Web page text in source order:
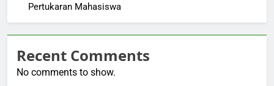
Pertukaran Mahasiswa
Recent Comments
No comments to show.